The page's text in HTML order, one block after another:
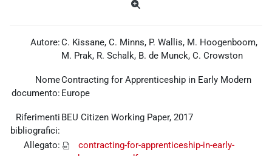
Autore:C. Kissane, C. Minns, P. Wallis, M. Hoogenboom,
M. Prak, R. Schalk, B. de Munck, C. Crowston
Nome
documento:
Contracting for Apprenticeship in Early Modern
Europe
Riferimenti
bibliografici:
BEU Citizen Working Paper, 2017
Allegato:
contracting-for-apprenticeship-in-early-